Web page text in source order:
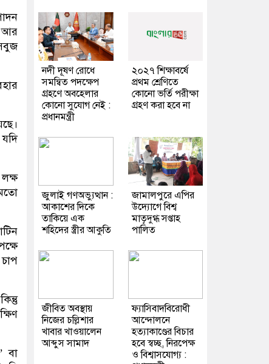
আর
বা
নদী দূষণ রোধে
সমন্বিত পদক্ষেপ
গ্রহণে অবহেলার
কোনো সুযোগ নেই :
প্রধানমন্ত্রী
২০২৭ শিক্ষাবর্ষে
প্রথম শ্রেণিতে
কোনো ভর্তি পরীক্ষা
গ্রহণ করা হবে না
জুলাই গণঅভ্যুত্থান :
আকাশের দিকে
তাকিয়ে এক
শহিদের স্ত্রীর আকুতি
জামালপুরে এপির
উদ্যোগে বিশ্ব
মাতৃদুগ্ধ সপ্তাহ
পালিত
জীবিত অবস্থায়
নিজের চল্লিশার
খাবার খাওয়ালেন
আব্দুস সামাদ
ফ্যাসিবাদবিরোধী
আন্দোলনে
হত্যাকাণ্ডের বিচার
হবে স্বচ্ছ, নিরপেক্ষ
ও বিশ্বাসযোগ্য :